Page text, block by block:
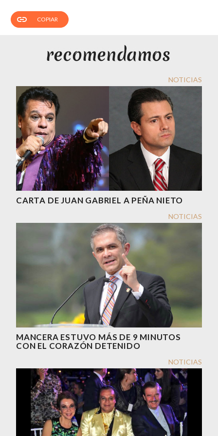
link COPIAR
NOTICIAS
CARTA DE JUAN GABRIEL A PEÑA NIETO
NOTICIAS
MANCERA ESTUVO MÁS DE 9 MINUTOS
CON EL CORAZÓN DETENIDO
NOTICIAS